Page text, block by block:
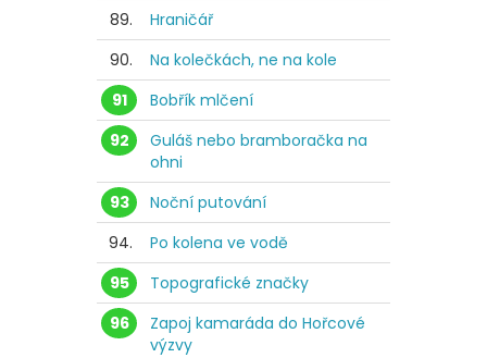
89.
Hraničář
90.
Na kolečkách, ne na kole
91
Bobřík mlčení
92
Guláš nebo bramboračka na
ohni
93
Noční putování
94.
Po kolena ve vodě
95
Topografické značky
96
Zapoj kamaráda do Hořcové
výzvy